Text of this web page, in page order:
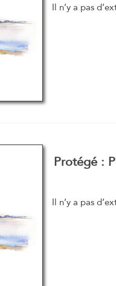
Il n’y a pas
Protégé :
Il n’y a pas